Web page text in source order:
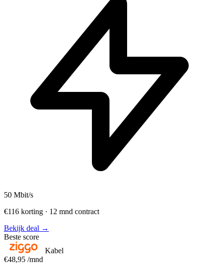
50 Mbit/s
€116 korting · 12 mnd contract
Bekijk deal →
Beste score
Kabel
€48,95 /mnd